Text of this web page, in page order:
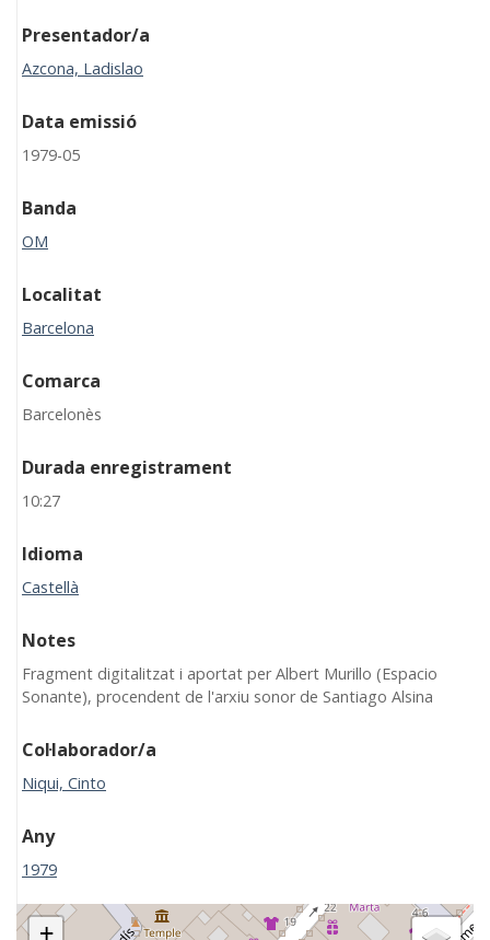
Presentador/a
Azcona, Ladislao
Data emissió
1979-05
Banda
OM
Localitat
Barcelona
Comarca
Barcelonès
Durada enregistrament
10:27
Idioma
Castellà
Notes
Fragment digitalitzat i aportat per Albert Murillo (Espacio
Sonante), procendent de l'arxiu sonor de Santiago Alsina
Col·laborador/a
Niqui, Cinto
Any
1979
+